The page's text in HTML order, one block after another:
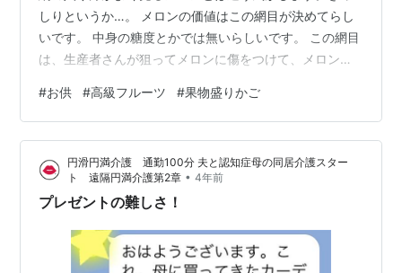
しりというか…。 メロンの価値はこの網目が決めてらし
いです。 中身の糖度とかでは無いらしいです。 この網目
は、生産者さんが狙ってメロンに傷をつけて、メロンに
す。 お供してあるときから、お兄ちゃんが狙ってます。
みんなで食べようね。 食べ頃にまた来てね。とおばあち
ゃんに言われまして…。持ち帰りは許されませんでし
た。 食べ頃から５日も過ぎてしまいましたが、日曜日に
食べました。 食べ頃を過ぎてしまうと… ちょっとズクズ
クになり始めてました。 先週食べて…
#お供 #高級フルーツ #果物盛りかご
円滑円満介護 通勤100分 夫と認知症母の同居介護スター
ト 遠隔円満介護第2章 • 4年前
プレゼントの難しさ！